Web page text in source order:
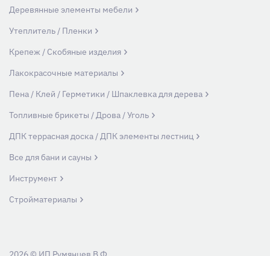
Деревянные элементы мебели
Утеплитель / Пленки
Крепеж / Скобяные изделия
Лакокрасочные материалы
Пена / Клей / Герметики / Шпаклевка для дерева
Топливные брикеты / Дрова / Уголь
ДПК террасная доска / ДПК элементы лестниц
Все для бани и сауны
Инструмент
Стройматериалы